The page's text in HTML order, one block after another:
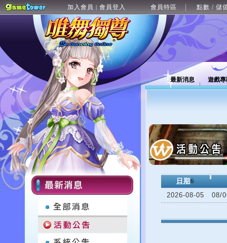
加入會員 | 會員登入 會員特區 點數 / 儲
最新消息 遊戲
日期 6
2026-08-05
08/